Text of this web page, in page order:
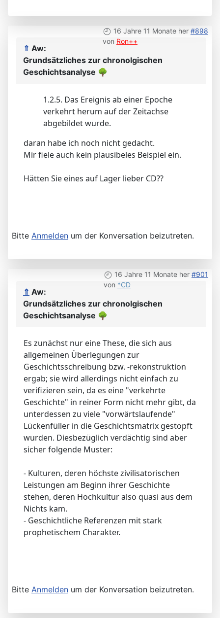
16 Jahre 11 Monate her #898
von Ron++
⇑ Aw:
Grundsätzliches zur chronolgischen
Geschichtsanalyse 🌳
1.2.5. Das Ereignis ab einer Epoche
verkehrt herum auf der Zeitachse
abgebildet wurde.
daran habe ich noch nicht gedacht.
Mir fiele auch kein plausibeles Beispiel ein.
Hätten Sie eines auf Lager lieber CD??
Bitte Anmelden um der Konversation beizutreten.
16 Jahre 11 Monate her #901
von *CD
⇑ Aw:
Grundsätzliches zur chronolgischen
Geschichtsanalyse 🌳
Es zunächst nur eine These, die sich aus
allgemeinen Überlegungen zur
Geschichtsschreibung bzw. -rekonstruktion
ergab; sie wird allerdings nicht einfach zu
verifizieren sein, da es eine "verkehrte
Geschichte" in reiner Form nicht mehr gibt, da
unterdessen zu viele "vorwärtslaufende"
Lückenfüller in die Geschichtsmatrix gestopft
wurden. Diesbezüglich verdächtig sind aber
sicher folgende Muster:
- Kulturen, deren höchste zivilisatorischen
Leistungen am Beginn ihrer Geschichte
stehen, deren Hochkultur also quasi aus dem
Nichts kam.
- Geschichtliche Referenzen mit stark
prophetischem Charakter.
Bitte Anmelden um der Konversation beizutreten.